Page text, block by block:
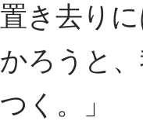
置き去り
かろうと
つく。」